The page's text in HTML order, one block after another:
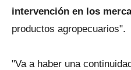
intervención en los
productos agropecuarios".
"Va a haber una